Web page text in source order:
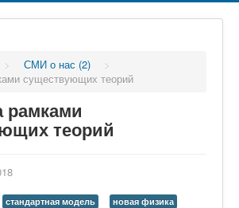
> СМИ о нас (2)
>
существующих теорий
рамками
теорий
стандартная модель
новая физика